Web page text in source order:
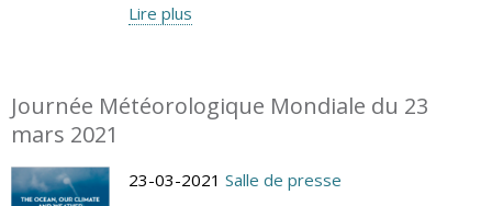
Lire plus
Journée Météorologique Mondiale du 23
mars 2021
23-03-2021 Salle de presse